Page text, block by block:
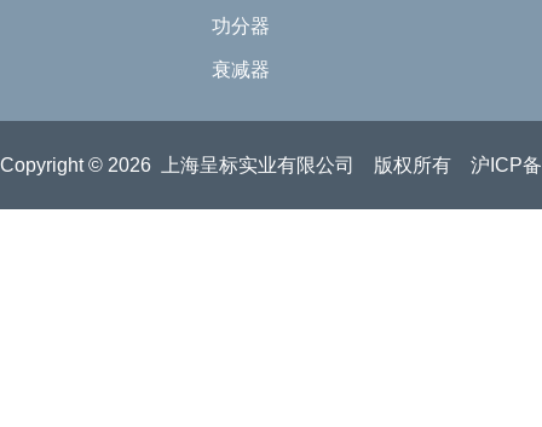
功分器
衰减器
Copyright © 2026 上海呈标实业有限公司 版权所有 沪ICP